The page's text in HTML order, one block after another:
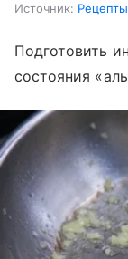
Источник:
Подготовить
состояния